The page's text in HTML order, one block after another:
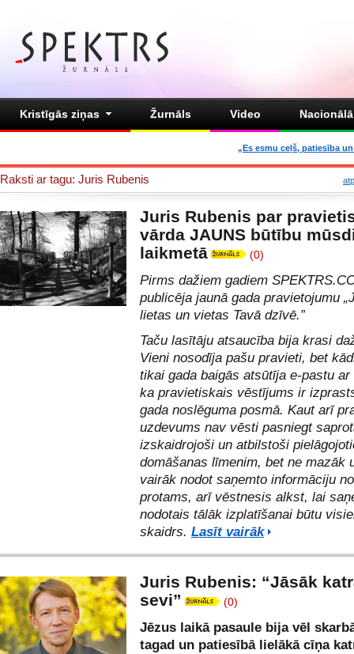
Kristīgās ziņas Žurnāls Video
„Es esmu ceļš, patiesība
Raksti ar tagu: Juris Rubenis
Juris Rubenis par
vārda JAUNS būtību
laikmetā
(0)
Pirms dažiem gadiem
publicēja jaunā gada pravietojumu
lietas un vietas Tavā dzīvē.”
Taču lasītāju atsaucība bija krasi
Vieni nosodīja pašu pravieti, bet
tikai gada baigās atsūtīja e-pastu ar
ka pravietiskais vēstījums ir
gada noslēguma posmā. Kaut arī
uzdevums nav vēsti pasniegt
izskaidrojoši un atbilstoši
domāšanas līmenim, bet ne mazāk
vairāk nodot saņemto informāciju
protams, arī vēstnesis alkst, lai
nodotais tālāk izplatīšanai būtu
skaidrs. Lasīt vairāk
Juris Rubenis: “Jāsāk
sevi”
(0)
Jēzus laikā pasaule bija vēl
tagad un patiesībā lielākā cīņa